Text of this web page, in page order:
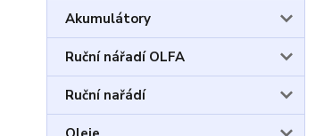
Akumulátory
Ruční nářadí OLFA
Ruční nařádí